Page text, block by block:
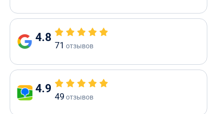
4.8
71 отзывов
4.9
49 отзывов